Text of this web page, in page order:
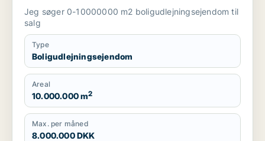
Jeg søger 0-10000000 m2 boligudlejningsejendom til
salg
Type
Boligudlejningsejendom
Areal
10.000.000 m2
Max. per måned
8.000.000 DKK